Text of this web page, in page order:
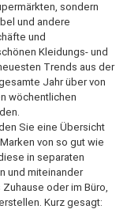
sondern
und andere
und
Kleidungs- und
Trends aus der
Jahr über von
wöchentlichen
Sie eine Übersicht
von so gut wie
in separaten
und miteinander
oder im Büro,
Kurz gesagt: